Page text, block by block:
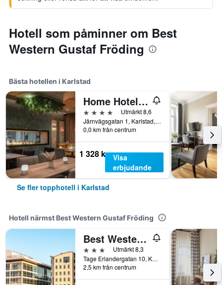
Hotell som påminner om Best
Western Gustaf Fröding
Bästa hotellen i Karlstad
Home Hotel Drott
4 stjärnor
Utmärkt 8,6
Järnvägsgatan 1, Karlstad, Värmlands län, Sverige
0,0 km från centrum
1 328 kr Visa
erbjudande
Se fler topphotell i Karlstad
Hotell närmst Best Western Gustaf Fröding
Best Western Hotel River C
3 stjärnorUtmärkt 8,3
Tage Erlandergatan 10, Karlstad, Värmlands län, Sverige
2,5 km från centrum